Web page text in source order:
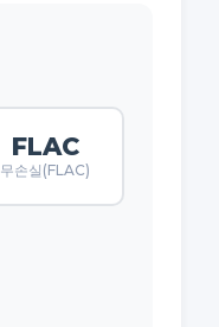
FLAC
무손실(FLAC)